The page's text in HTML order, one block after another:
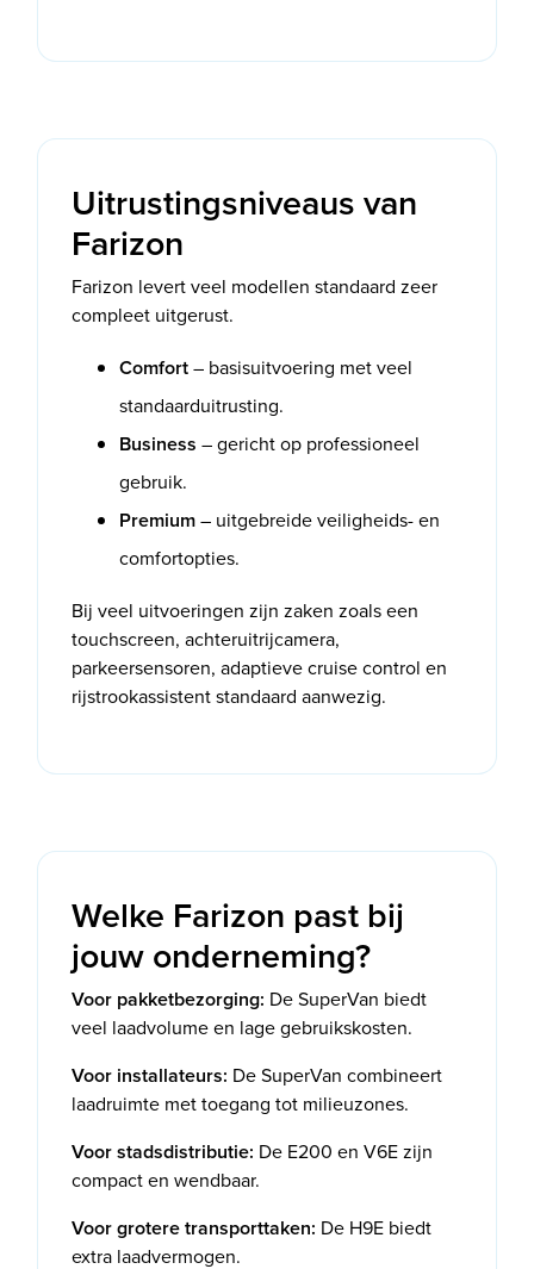
Uitrustingsniveaus van
Farizon
Farizon levert veel modellen standaard zeer
compleet uitgerust.
Comfort– basisuitvoering met veel
standaarduitrusting.
Business – gericht op professioneel
gebruik.
Premium– uitgebreide veiligheids- en
comfortopties.
Bij veel uitvoeringen zijn zaken zoals een
touchscreen, achteruitrijcamera,
parkeersensoren, adaptieve cruise control en
rijstrookassistent standaard aanwezig.
Welke Farizon past bij
jouw onderneming?
Voor pakketbezorging: De SuperVan biedt
veel laadvolume en lage gebruikskosten.
Voor installateurs: De SuperVan combineert
laadruimte met toegang tot milieuzones.
Voor stadsdistributie: De E200 en V6E zijn
compact en wendbaar.
Voor grotere transporttaken: De H9E biedt
extra laadvermogen.